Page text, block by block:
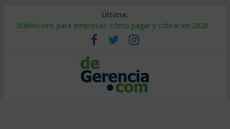
Última:
Stablecoins para empresas: cómo pagar y cobrar en 2026
Despido silencioso: qué es y por qué sale tan caro
IA en selección de personal: cómo auditarla a tiempo
Trabajo forzoso en la cadena de suministro: qué hacer
Mercado hispano de EE. UU.: cómo segmentarlo y venderle